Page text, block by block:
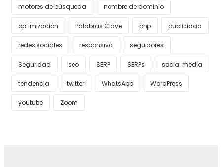
motores de búsqueda nombre de dominio
optimización Palabras Clave php publicidad
redes sociales responsivo seguidores
Seguridad seo SERP SERPs social media
tendencia twitter WhatsApp WordPress
youtube Zoom